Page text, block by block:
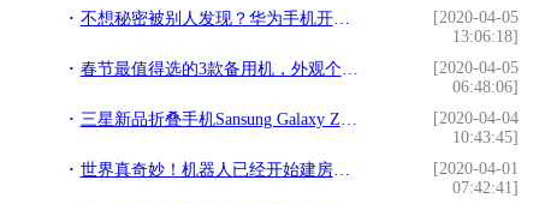
不想秘密被别人发现？华为手机开启这3大功能，一键轻松隐藏
[2020-04-05
13:06:18]
春节最值得选的3款备用机，外观个性不拘一格
[2020-04-05
06:48:06]
三星新品折叠手机Sansung Galaxy Z Flip 短評測，是否值得购买？
[2020-04-04
10:43:45]
世界真奇妙！机器人已经开始建房子了！未来想搬砖都没人要了……
[2020-04-01
07:42:41]